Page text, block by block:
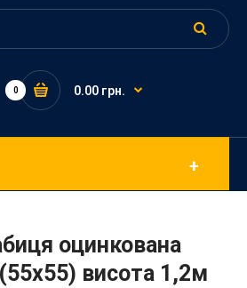
0 0.00 грн.
оцинкована
висота 1,2м